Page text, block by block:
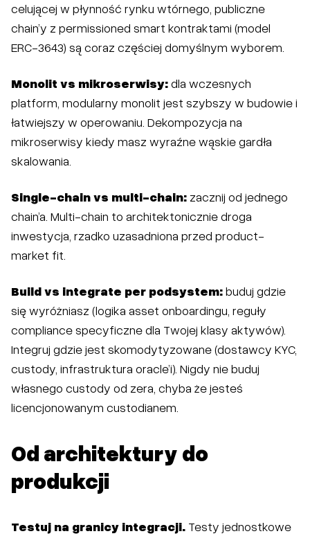
celującej w płynność rynku wtórnego, publiczne
chain’y z permissioned smart kontraktami (model
ERC-3643) są coraz częściej domyślnym wyborem.
Monolit vs mikroserwisy:dla wczesnych
platform, modularny monolit jest szybszy w budowie i
łatwiejszy w operowaniu. Dekompozycja na
mikroserwisy kiedy masz wyraźne wąskie gardła
skalowania.
Single-chain vs multi-chain: zacznij od jednego
chain’a. Multi-chain to architektonicznie droga
inwestycja, rzadko uzasadniona przed product-
market fit.
Build vs integrate per podsystem:buduj gdzie
się wyróżniasz (logika asset onboardingu, reguły
compliance specyficzne dla Twojej klasy aktywów).
Integruj gdzie jest skomodytyzowane (dostawcy KYC,
custody, infrastruktura oracle’i). Nigdy nie buduj
własnego custody od zera, chyba że jesteś
licencjonowanym custodianem.
Od architektury do
produkcji
Testuj na granicy integracji. Testy jednostkowe